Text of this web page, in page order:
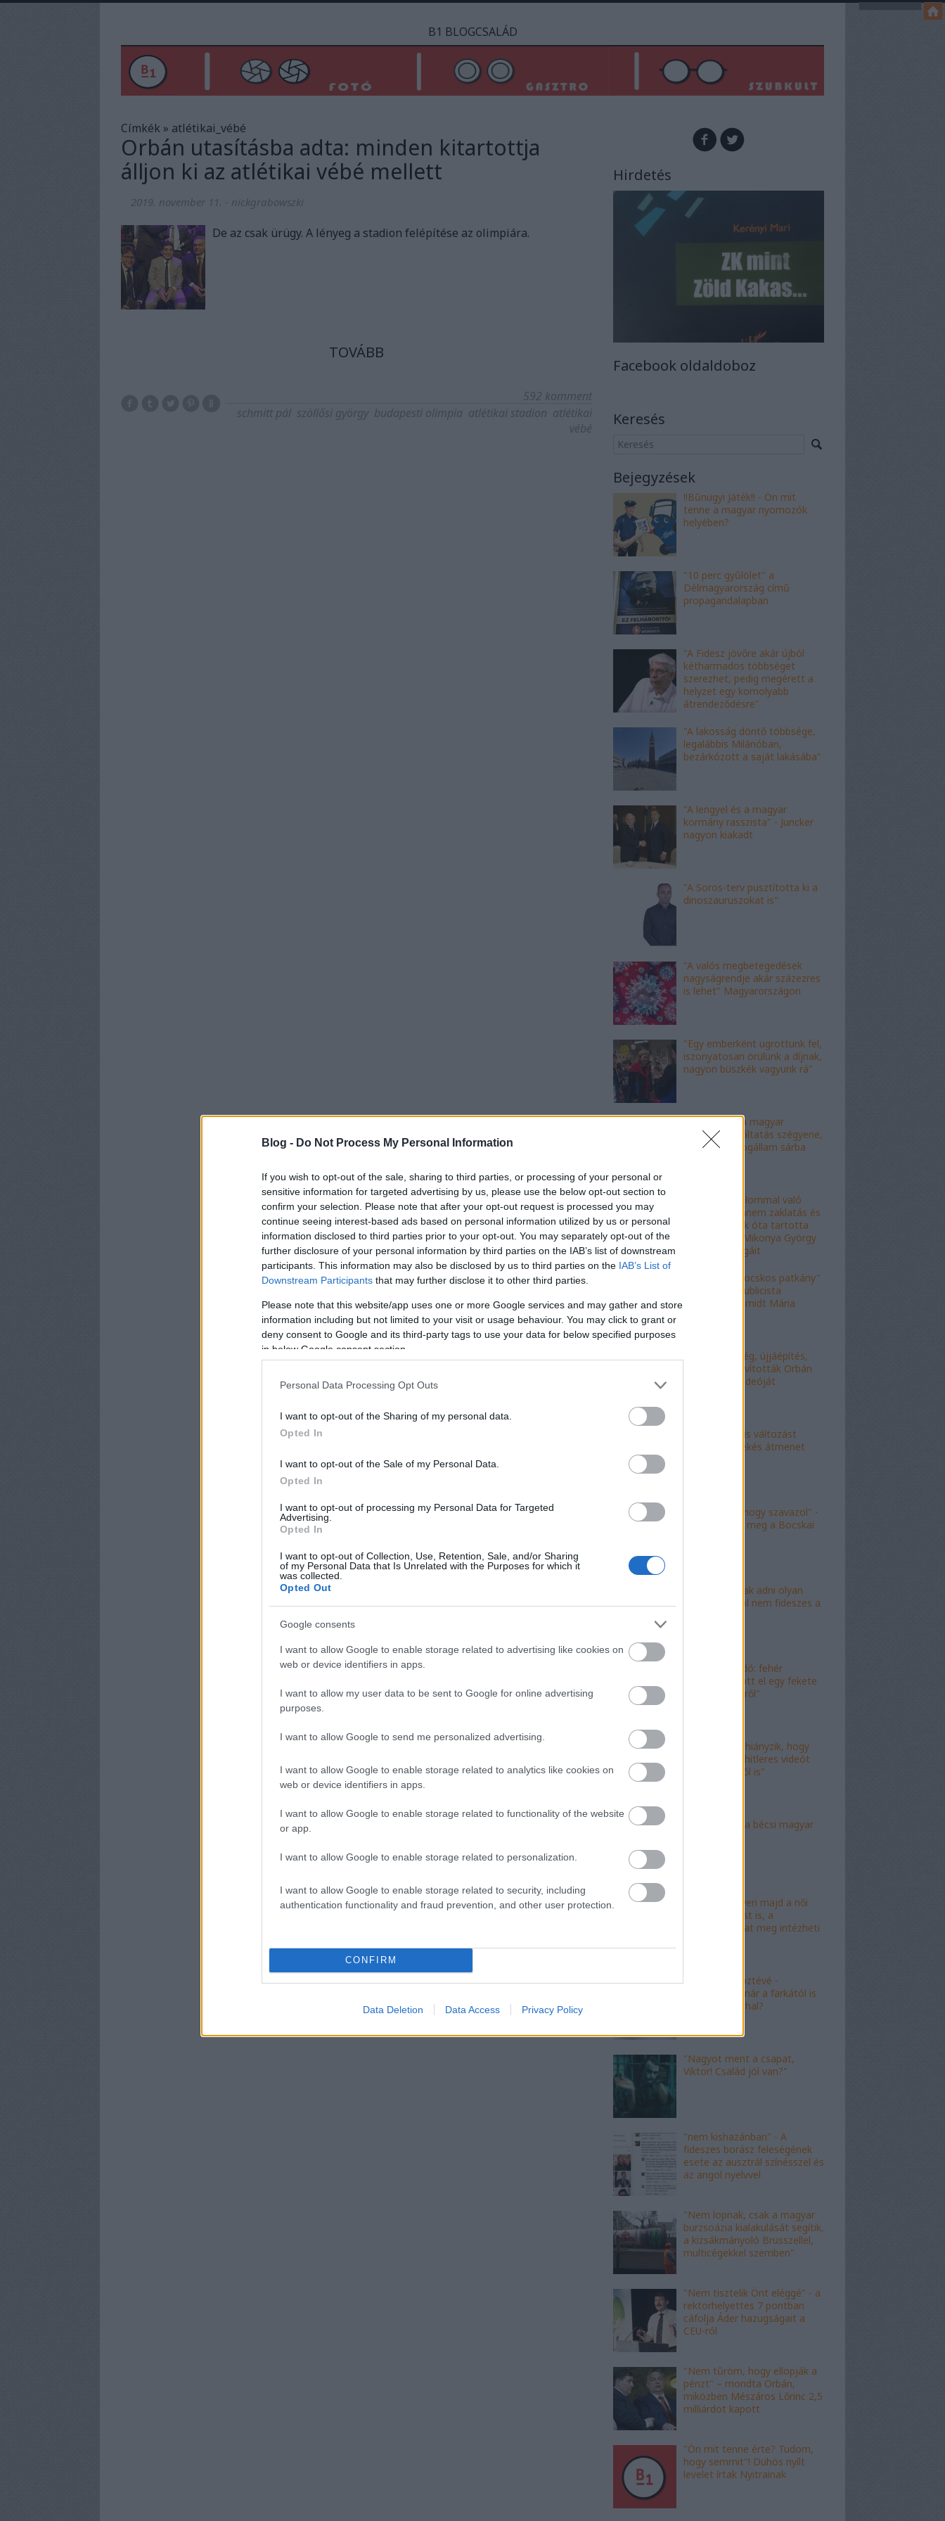
Blog - Do Not Process My Personal Information
If you wish to opt-out of the sale, sharing to third parties, or processing of your personal or
sensitive information for targeted advertising by us, please use the below opt-out section to
confirm your selection. Please note that after your opt-out request is processed you may
continue seeing interest-based ads based on personal information utilized by us or personal
information disclosed to third parties prior to your opt-out. You may separately opt-out of the
further disclosure of your personal information by third parties on the IAB’s list of downstream
participants. This information may also be disclosed by us to third parties on the IAB’s List of
Downstream Participants that may further disclose it to other third parties.
Please note that this website/app uses one or more Google services and may gather and store
information including but not limited to your visit or usage behaviour. You may click to grant or
deny consent to Google and its third-party tags to use your data for below specified purposes
in below Google consent section.
Personal Data Processing Opt Outs
I want to opt-out of the Sharing of my personal data.
Opted In
I want to opt-out of the Sale of my Personal Data.
Opted In
I want to opt-out of processing my Personal Data for Targeted
Advertising.
Opted In
I want to opt-out of Collection, Use, Retention, Sale, and/or Sharing
of my Personal Data that Is Unrelated with the Purposes for which it
was collected.
Opted Out
Google consents
I want to allow Google to enable storage related to advertising like cookies on
web or device identifiers in apps.
I want to allow my user data to be sent to Google for online advertising
purposes.
I want to allow Google to send me personalized advertising.
I want to allow Google to enable storage related to analytics like cookies on
web or device identifiers in apps.
I want to allow Google to enable storage related to functionality of the website
or app.
I want to allow Google to enable storage related to personalization.
I want to allow Google to enable storage related to security, including
authentication functionality and fraud prevention, and other user protection.
CONFIRM
Data Deletion Data Access Privacy Policy
B1 BLOGCSALÁD
Címkék» atlétikai_vébé
Orbán utasításba adta: minden kitartottja
álljon ki az atlétikai vébé mellett
2019. november 11. - nickgrabowszki
De az csak ürügy. A lényeg a stadion felépítése az olimpiára.
TOVÁBB
592 komment
schmitt pál szöllősi györgy budapesti olimpia atlétikai stadion atlétikai
vébé
Hirdetés
Facebook oldaldoboz
Keresés
Bejegyzések
!!Bűnügyi Játék!! - Ön mit
tenne a magyar nyomozók
helyében?
"10 perc gyűlölet" a
Délmagyarország című
propagandalapban
"A Fidesz jövőre akár újból
kétharmados többséget
szerezhet, pedig megérett a
helyzet egy komolyabb
átrendeződésre"
"A lakosság döntő többsége,
legalábbis Milánóban,
bezárkózott a saját lakásába"
"A lengyel és a magyar
kormány rasszista" - Juncker
nagyon kiakadt
"A Soros-terv pusztította ki a
dinoszauruszokat is"
"A valós megbetegedések
nagyságrendje akár százezres
is lehet" Magyarországon
"Egy emberként ugrottunk fel,
iszonyatosan örülünk a díjnak,
nagyon büszkék vagyunk rá"
"Ez az ítélet a magyar
igazságszolgáltatás szégyene,
az eljárás a jogállam sárba
"Ez nem hatalommal való
visszaélés, hanem zaklatás és
erőszak": évek óta tartotta
rettegésben Mikonya György
dékán a kollégáit
"Figyelj, te mocskos patkány"
- a fideszes publicista
nekiesett Schmidt Mária
"Kell-e segítség, újjáépítés,
bármi?" - Kijavították Orbán
telefonálós videóját
"Kokó radikális változást
akart, én a békés átmenet
"Köszönöm, hogy szavazol" -
molinó jelent meg a Bocskai
"Lóf.szt fognak adni olyan
területre, ahol nem fideszes a
"Magyar híradó: fehér
gyereket lopott el egy fekete
férfi az erkélyről"
"Már csak az hiányzik, hogy
valami idióta hitleres videót
csináljon ebből is"
"Mély torok" a bécsi magyar
"Mészáros nyeri majd a női
kalapácsvetést is, a
kabalafigurákat meg intézheti
"Minőségi" köztévé -
hamarosan, már a farkától is
bűzleni fog a hal?
"Nagyot ment a csapat,
Viktor! Család jól van?"
"nem kishazánban" - A
fideszes borász feleségének
esete az ausztrál színésszel és
az angol nyelvvel
"Nem lopnak, csak a magyar
burzsoázia kialakulását segítik,
a kizsákmányoló Brüsszellel,
multicégekkel szemben"
"Nem tisztelik Önt eléggé" - a
rektorhelyettes 7 pontban
cáfolja Áder hazugságait a
CEU-ról
"Nem tűröm, hogy ellopják a
pénzt" – mondta Orbán,
miközben Mészáros Lőrinc 2,5
milliárdot kapott
"Ön mit tenne érte? Tudom,
hogy semmit"! Dühös nyílt
levelet írtak Nyitrainak